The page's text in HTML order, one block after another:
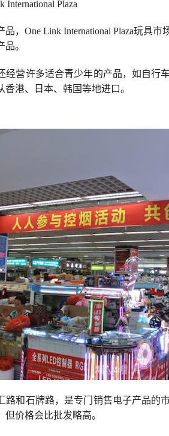
，One Link International Plaza玩具
。
经营许多适合青少年的产品，如自
港、日本、韩国等地进口。
路和石牌路，是专门销售电子产品的
价格会比批发略高。